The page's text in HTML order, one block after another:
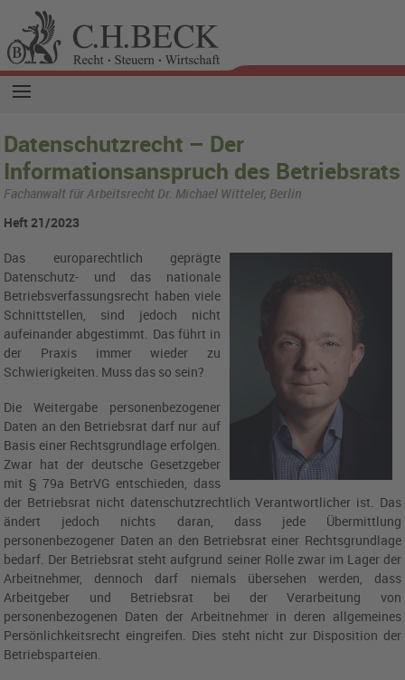
Datenschutzrecht – Der
Informationsanspruch des Betriebsrats
Fachanwalt für Arbeitsrecht Dr. Michael Witteler, Berlin
Heft 21/2023
Das europarechtlich geprägte
Datenschutz- und das nationale
Betriebsverfassungsrecht haben viele
Schnittstellen, sind jedoch nicht
aufeinander abgestimmt. Das führt in
der Praxis immer wieder zu
Schwierigkeiten. Muss das so sein?
Die Weitergabe personenbezogener
Daten an den Betriebsrat darf nur auf
Basis einer Rechtsgrundlage erfolgen.
Zwar hat der deutsche Gesetzgeber
mit § 79a BetrVG entschieden, dass
der Betriebsrat nicht datenschutzrechtlich Verantwortlicher ist. Das
ändert jedoch nichts daran, dass jede Übermittlung
personenbezogener Daten an den Betriebsrat einer Rechtsgrundlage
bedarf. Der Betriebsrat steht aufgrund seiner Rolle zwar im Lager der
Arbeitnehmer, dennoch darf niemals übersehen werden, dass
Arbeitgeber und Betriebsrat bei der Verarbeitung von
personenbezogenen Daten der Arbeitnehmer in deren allgemeines
Persönlichkeitsrecht eingreifen. Dies steht nicht zur Disposition der
Betriebsparteien.